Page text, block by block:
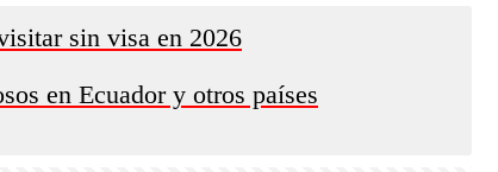
sin visa en 2026
en Ecuador y otros países